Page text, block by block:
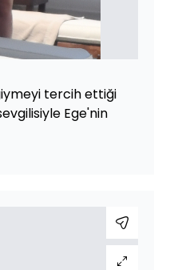
tercih ettiği
Ege'nin